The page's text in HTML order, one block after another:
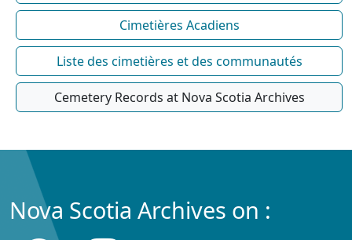
Cimetières Acadiens
Liste des cimetières et des communautés
Cemetery Records at Nova Scotia Archives
Nova Scotia Archives on :